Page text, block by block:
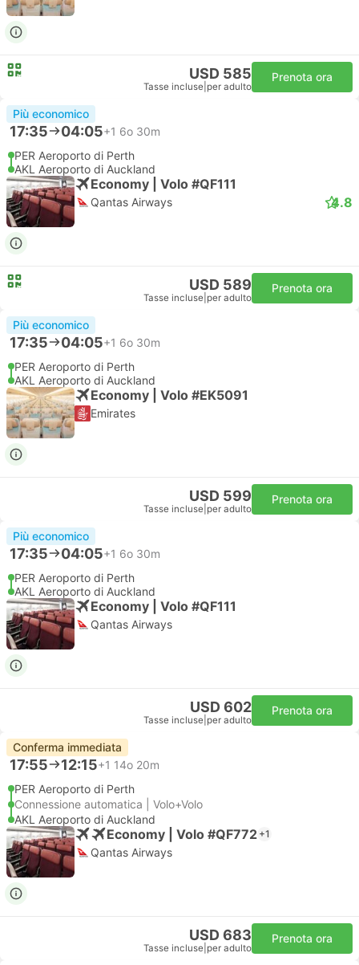
USD 585
Tasse incluse per adulto
Prenota ora
Più economico
17:35 04:05+1 6o 30m
PER Aeroporto di Perth
AKL Aeroporto di Auckland
Economy | Volo #QF111
Qantas Airways 4.8
USD 589
Tasse incluse per adulto
Prenota ora
Più economico
17:35 04:05+1 6o 30m
PER Aeroporto di Perth
AKL Aeroporto di Auckland
Economy | Volo #EK5091
Emirates
USD 599
Tasse incluse per adulto
Prenota ora
Più economico
17:35 04:05+1 6o 30m
PER Aeroporto di Perth
AKL Aeroporto di Auckland
Economy | Volo #QF111
Qantas Airways
USD 602
Tasse incluse per adulto
Prenota ora
Conferma immediata
17:55 12:15+1 14o 20m
PER Aeroporto di Perth
Connessione automatica | Volo+Volo
AKL Aeroporto di Auckland
Economy | Volo #QF772 +1
Qantas Airways
USD 683
Tasse incluse per adulto
Prenota ora